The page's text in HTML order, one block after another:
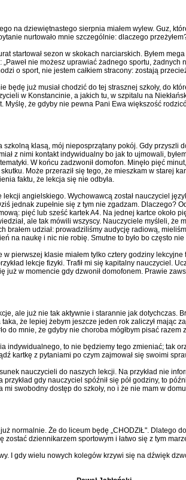
na dziewiętnastego sierpnia miałem wylew. Guz,
nurtowało mnie szczególnie: dlaczego
startował sezon w skokach narciarskich. Byłem
nie możesz uprawiać żadnego sportu,
o sport, nie jestem całkiem stracony: zostają
już musiał chodzić do tej strasznej szkoły, do
w Konstancinie, a jakich tu, w szpitalu na
że gdyby nie pewna Pani Ewa większość
szkolną klasą, mój nieposprzątany pokój. Gdy
z nimi kontakt indywidualny bo jak to ujmowali,
W końcu zadzwonił domofon. Minęło pięć
Może przeraził się tego, że mieszkam w starej
faktu, że lekcja się nie odbyła.
lekcji angielskiego. Wychowawcą został nauczyciel
jednak zupełnie się z tym nie zgadzam.
pięć lub sześć kartek A4. Na jednej kartce
ale tak mówili wszyscy. Nauczyciele myśleli,
udział: prowadziliśmy audycję radiową,
na naukę i nic nie robię. Smutne to było bo często
pierwszej klasie miałem tylko cztery godziny
lekcje fizyki. Trafił mi się kapitalny nauczyciel.
już w momencie gdy dzwonił domofonem. Prawie
ale już nie tak aktywnie i starannie jak dotychczas.
że lepiej żebym jeszcze jeden rok zaliczył
do mnie, że gdyby nie choroba mógłbym pisać
indywidualnego, to nie będziemy tego zmieniać; tak
kartkę z pytaniami po czym zajmował się swoimi
nauczycieli do naszych lekcji. Na przykład nie
gdy nauczyciel spóźnił się pół godziny, to
swobodny dostęp do szkoły, no i że nie mam w
normalnie. Że do liceum będę „CHODZIŁ".
zostać dziennikarzem sportowym i łatwo się z tym
I gdy wielu nowych kolegów krzywi się na dźwięk